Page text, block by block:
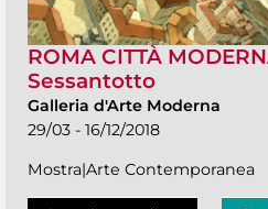
ROMA CITTÀ
Sessantotto
Galleria d'Arte Moderna
29/03 - 16/12/2018
Mostra|Arte Contemporanea